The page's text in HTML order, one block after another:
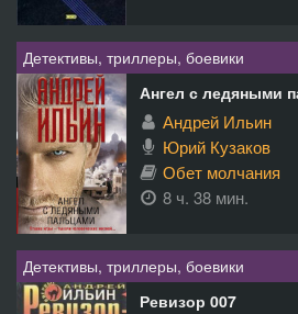
Детективы, триллеры, боевики
Ангел с ледяными
Андрей Ильин
Юрий Кузаков
Обет молчания
8 ч. 38 мин.
Детективы, триллеры, боевики
Ревизор 007